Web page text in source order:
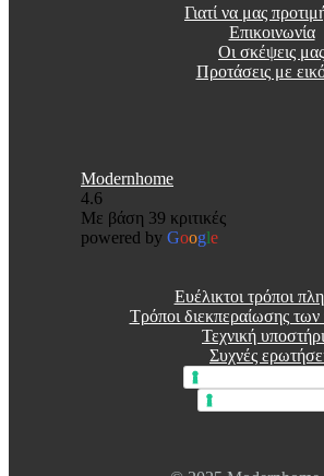
Γιατί να μας
Επικοινωνία
Οι σκέψεις μας
Προτάσεις με
Modernhome
4.6
Με βάση 39 κριτικές
powered by Google
Ευέλικτοι τρόποι
Τρόποι διεκπεραίωσης
Τεχνική
Συχνές